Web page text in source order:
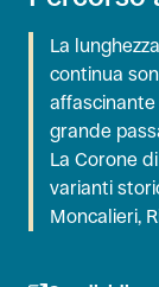
La
continua
grande
La Corone
varianti
Moncalieri,